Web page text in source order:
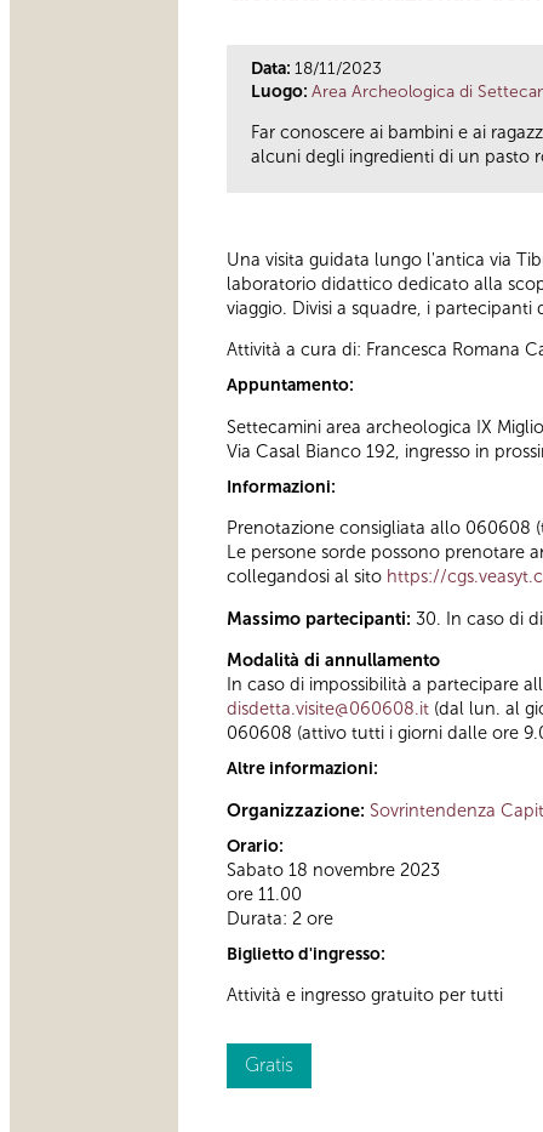
Data: 18/11/2023
Luogo: Area Archeologica di
Far conoscere ai bambini e ai
alcuni degli ingredienti di un pasto
Una visita guidata lungo l'antica via
laboratorio didattico dedicato alla
viaggio. Divisi a squadre, i
Attività a cura di: Francesca Romana
Appuntamento:
Settecamini area archeologica IX Miglio
Via Casal Bianco 192, ingresso in
Informazioni:
Prenotazione consigliata allo 060608
Le persone sorde possono prenotare
collegandosi al sito https://
Massimo partecipanti: 30. In caso di
Modalità di annullamento
In caso di impossibilità a partecipare
disdetta.visite@060608.it (dal lun. al
060608 (attivo tutti i giorni dalle ore
Altre informazioni:
Organizzazione: Sovrintendenza
Orario:
Sabato 18 novembre 2023
ore 11.00
Durata: 2 ore
Biglietto d'ingresso:
Attività e ingresso gratuito per tutti
Gratis